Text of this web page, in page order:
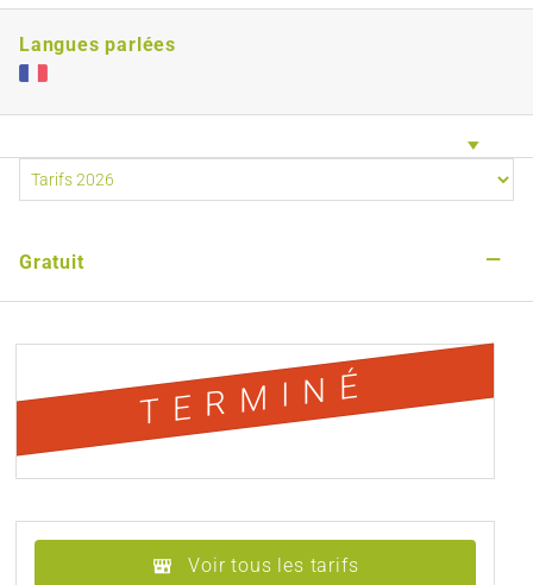
Langues parlées
Gratuit —
TERMINÉ
Voir tous les tarifs